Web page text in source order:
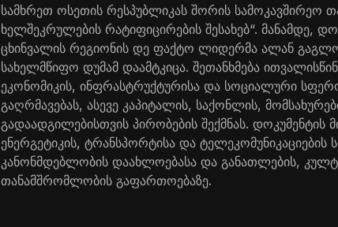
სამხრეთ ოსეთის რესპუბლიკას შორის სამოკავშირეო
ხელშეკრულების რატიფიცირების შესახებ“. მანამდე,
ცხინვალის რეგიონის დე ფაქტო ლიდერმა ალან
სახელმწიფო დუმამ დაამტკიცა. შეთანხმება
ეკონომიკის, ინფრასტრუქტურისა და სოციალური
გაღრმავებას, ასევე კაპიტალის, საქონლის,
გადაადგილებისთვის პირობების შექმნას. დოკუმენტის
ენერგეტიკის, ტრანსპორტისა და ტელეკომუნიკაციების
კანონმდებლობის დაახლოებასა და განათლების,
თანამშრომლობის გაფართოებაზე.